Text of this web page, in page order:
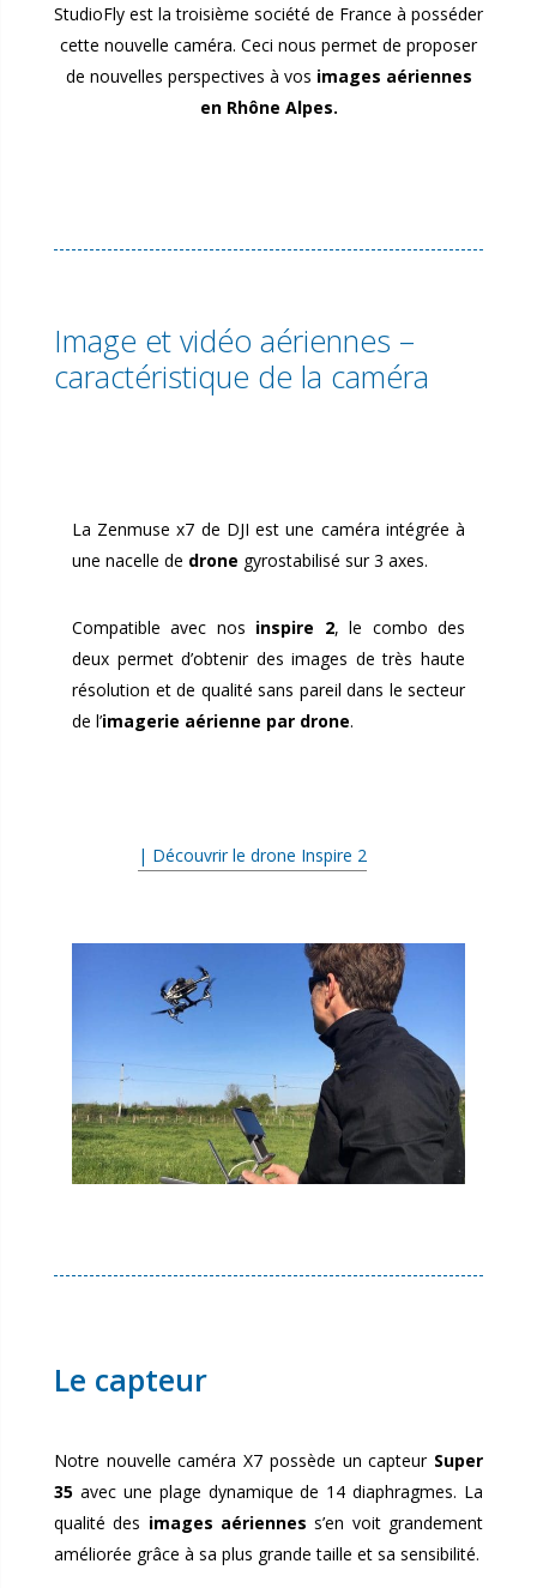
StudioFly est la troisième société de France à posséder
cette nouvelle caméra. Ceci nous permet de proposer
de nouvelles perspectives à vos images aériennes
en Rhône Alpes.
Image et vidéo aériennes –
caractéristique de la caméra
La Zenmuse x7 de DJI est une caméra intégrée à
une nacelle de drone gyrostabilisé sur 3 axes.
Compatible avec nos inspire 2, le combo des
deux permet d’obtenir des images de très haute
résolution et de qualité sans pareil dans le secteur
de l’imagerie aérienne par drone.
| Découvrir le drone Inspire 2
Le capteur
Notre nouvelle caméra X7 possède un capteur Super
35 avec une plage dynamique de 14 diaphragmes. La
qualité des images aériennes s’en voit grandement
améliorée grâce à sa plus grande taille et sa sensibilité.